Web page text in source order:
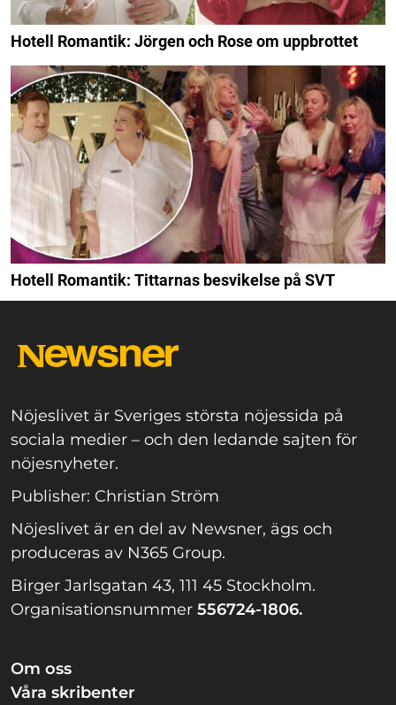
Hotell Romantik: Jörgen och Rose om uppbrottet
Hotell Romantik: Tittarnas besvikelse på SVT
Nöjeslivet är Sveriges största nöjessida på
sociala medier – och den ledande sajten för
nöjesnyheter.
Publisher: Christian Ström
Nöjeslivet är en del av Newsner, ägs och
produceras av N365 Group.
Birger Jarlsgatan 43, 111 45 Stockholm.
Organisationsnummer 556724-1806.
Om oss
Våra skribenter